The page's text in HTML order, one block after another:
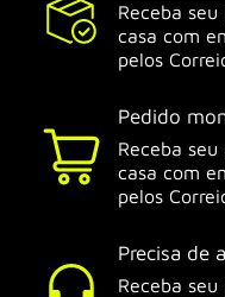
Receba
casa com
pelos
Pedido
Receba
casa com
pelos
Precisa de
Receba